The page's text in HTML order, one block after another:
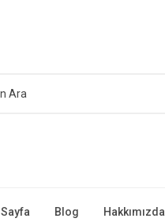
Blog Hakkımızda